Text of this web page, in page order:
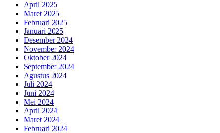
April 2025
Maret 2025
Februari 2025
Januari 2025
Desember 2024
November 2024
Oktober 2024
September 2024
Agustus 2024
Juli 2024
Juni 2024
Mei 2024
April 2024
Maret 2024
Februari 2024